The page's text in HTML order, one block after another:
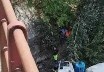
Politica
Attualità
Economia e lavoro